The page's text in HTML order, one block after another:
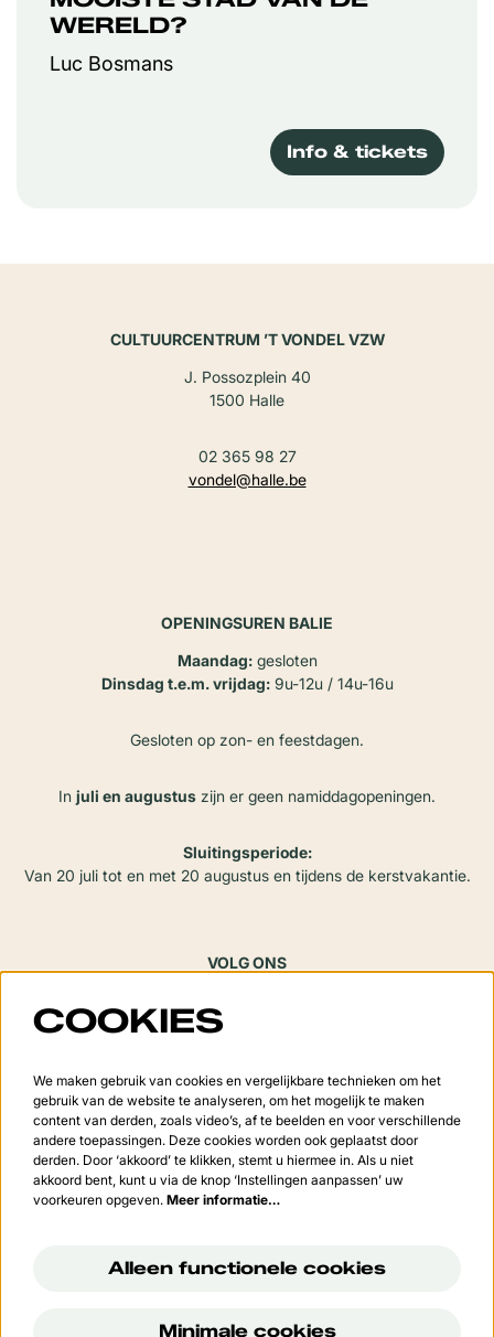
WERELD?
Luc Bosmans
Info & tickets
CULTUURCENTRUM ’T VONDEL VZW
J. Possozplein 40
1500 Halle
02 365 98 27
vondel@halle.be
OPENINGSUREN BALIE
Maandag:gesloten
Dinsdag t.e.m. vrijdag:9u-12u / 14u-16u
Gesloten op zon- en feestdagen.
In juli en augustus zijn er geen namiddagopeningen.
Sluitingsperiode:
Van 20 juli tot en met 20 augustus en tijdens de kerstvakantie.
VOLG ONS
Meld je aan voor de nieuwsbrief
Aanmelden
Data Processing Addendum van Google.
COOKIES
We maken gebruik van cookies en vergelijkbare technieken om het
gebruik van de website te analyseren, om het mogelijk te maken
content van derden, zoals video’s, af te beelden en voor verschillende
andere toepassingen. Deze cookies worden ook geplaatst door
derden. Door ‘akkoord’ te klikken, stemt u hiermee in. Als u niet
akkoord bent, kunt u via de knop ‘Instellingen aanpassen’ uw
voorkeuren opgeven. Meer informatie…
Alleen functionele cookies
Minimale cookies